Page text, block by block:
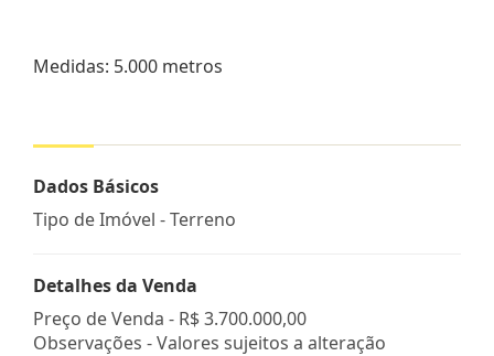
Medidas: 5.000 metros
Dados Básicos
Tipo de Imóvel - Terreno
Detalhes da Venda
Preço de Venda - R$ 3.700.000,00
Observações - Valores sujeitos a alteração